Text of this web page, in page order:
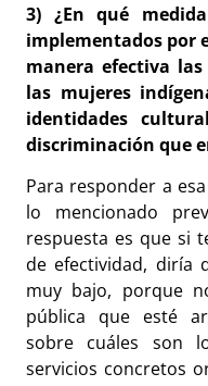
3) ¿En qué
implementados por
manera efectiva las
las mujeres
identidades
discriminación que
Para responder a
lo mencionado
respuesta es que si
de efectividad, diría
muy bajo, porque
pública que esté
sobre cuáles son
servicios concretos